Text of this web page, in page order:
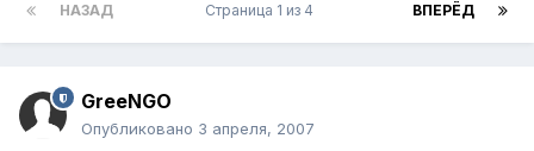
НАЗАД ВПЕРЁД
Страница 1 из 4
GreeNGO
Опубликовано 3 апреля, 2007